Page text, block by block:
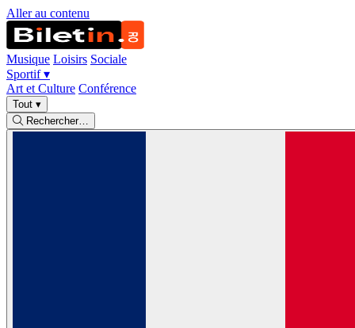
Aller au contenu
Musique Loisirs Sociale
Sportif▾
Art et Culture Conférence
Tout ▾
Rechercher…